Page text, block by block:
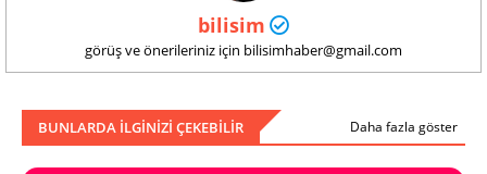
bilisim
görüş ve önerileriniz için bilisimhaber@gmail.com
BUNLARDA ILGINIZI ÇEKEBILIR Daha fazla göster